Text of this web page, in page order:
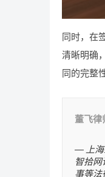
同时，在
清晰明确
同的完整
董飞律
上
智拾
事等法